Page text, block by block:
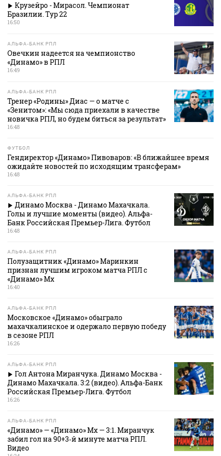
Крузейро - Мирасол. Чемпионат
Бразилии. Тур 22
16:50
АЛЬФА-БАНК РПЛ
Овечкин надеется на чемпионство
«Динамо» в РПЛ
16:49
АЛЬФА-БАНК РПЛ
Тренер «Родины» Диас — о матче с
«Зенитом»: «Мы сюда приехали в качестве
новичка РПЛ, но будем биться за результат»
16:48
ФУТБОЛ
Гендиректор «Динамо» Пивоваров: «В ближайшее время
ожидайте новостей по исходящим трансферам»
16:48
АЛЬФА-БАНК РПЛ
Динамо Москва - Динамо Махачкала.
Голы и лучшие моменты (видео). Альфа-
Банк Российская Премьер-Лига. Футбол
16:48
АЛЬФА-БАНК РПЛ
Полузащитник «Динамо» Маринкин
признан лучшим игроком матча РПЛ с
«Динамо» Мх
16:40
АЛЬФА-БАНК РПЛ
Московское «Динамо» обыграло
махачкалинское и одержало первую победу
в сезоне РПЛ
16:26
АЛЬФА-БАНК РПЛ
Гол Антона Миранчука. Динамо Москва -
Динамо Махачкала. 3:2 (видео). Альфа-Банк
Российская Премьер-Лига. Футбол
16:26
АЛЬФА-БАНК РПЛ
«Динамо» — «Динамо» Мх — 3:1. Миранчук
забил гол на 90+3‑й минуте матча РПЛ.
Видео